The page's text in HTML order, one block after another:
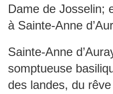
Dame de Josselin;
à Sainte-Anne
Sainte-Anne
somptueuse
des landes, du rêve